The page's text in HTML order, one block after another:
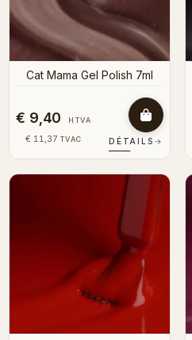
Cat Mama Gel Polish 7ml
€ 9,40 HTVA
€ 11,37 TVAC DÉTAILS →